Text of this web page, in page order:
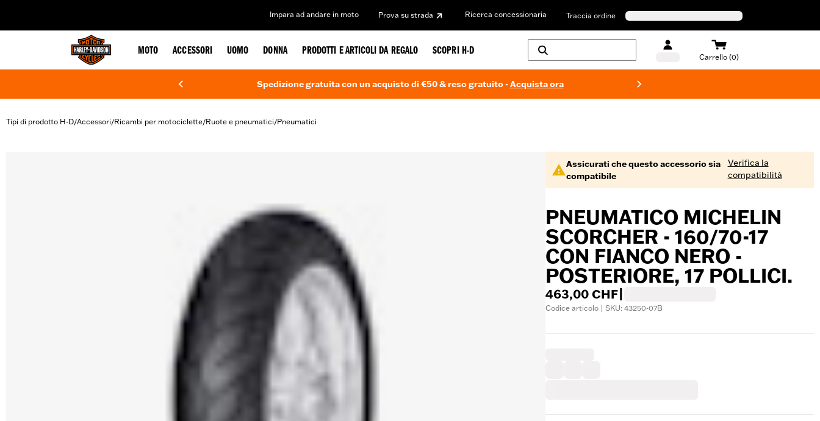
Impara ad andare in moto Prova su strada Ricerca concessionaria Traccia ordine
MOTO ACCESSORI UOMO DONNA PRODOTTI E ARTICOLI DA REGALO SCOPRI H-D
Carrello (0)
Spedizione gratuita con un acquisto di €50 & reso gratuito -Acquista ora
Tipi di prodotto H-D/Accessori/Ricambi per motociclette/Ruote e pneumatici/Pneumatici
Assicurati che questo accessorio sia
compatibile
Verifica la
compatibilità
PNEUMATICO MICHELIN
SCORCHER - 160/70-17
CON FIANCO NERO -
POSTERIORE, 17 POLLICI.
463,00 CHF
Codice articolo | SKU: 43250-07B